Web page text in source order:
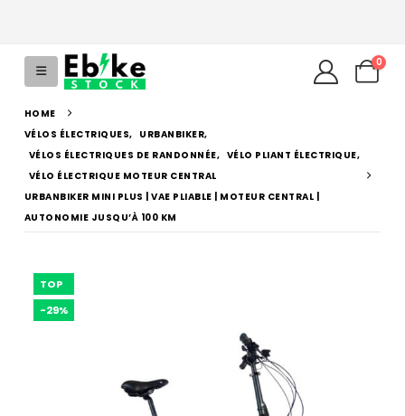
0
HOME
VÉLOS ÉLECTRIQUES, URBANBIKER,
VÉLOS ÉLECTRIQUES DE RANDONNÉE, VÉLO PLIANT ÉLECTRIQUE,
VÉLO ÉLECTRIQUE MOTEUR CENTRAL
URBANBIKER MINI PLUS | VAE PLIABLE | MOTEUR CENTRAL |
AUTONOMIE JUSQU’À 100 KM
TOP
-29%